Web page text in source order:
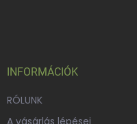
INFORMÁCIÓK
RÓLUNK